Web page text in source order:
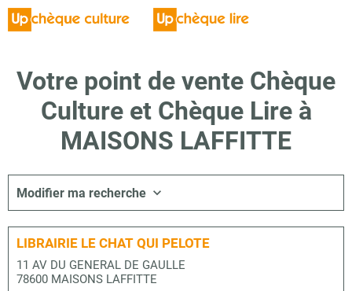
Votre point de vente Chèque
Culture et Chèque Lire à
MAISONS LAFFITTE
Modifier ma recherche
LIBRAIRIE LE CHAT QUI PELOTE
11 AV DU GENERAL DE GAULLE
78600 MAISONS LAFFITTE